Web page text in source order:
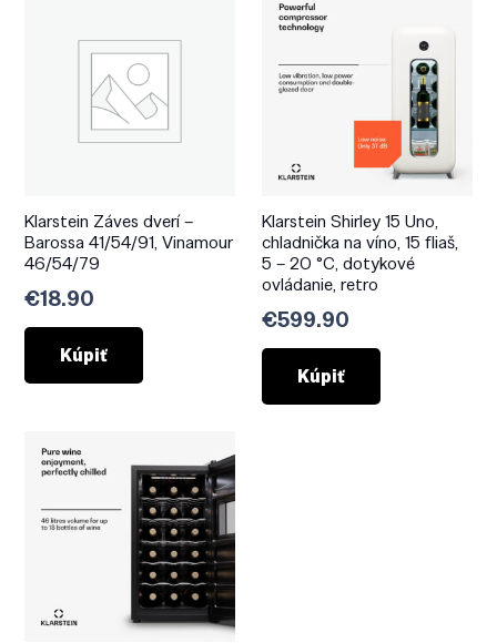
Klarstein Záves dverí –
Barossa 41/54/91, Vinamour
46/54/79
€18.90
Kúpiť
Klarstein Shirley 15 Uno,
chladnička na víno, 15 fliaš,
5 – 20 °C, dotykové
ovládanie, retro
€599.90
Kúpiť